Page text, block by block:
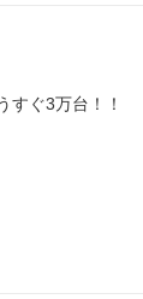
すぐ3万台！！